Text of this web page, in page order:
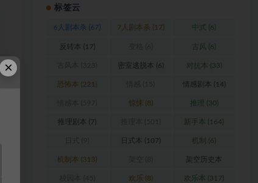
标签云
6人剧本杀 (67) 7人剧本杀 (17) 中式 (6)
反转本 (17) 古风 (6)
密室逃脱本 (6) 对抗本 (33)
恐怖本 (221) 情感剧本 (14)
惊悚 (8) 推理 (30)
推理剧本 (7) 新手本 (164)
日式本 (107) 机制 (6)
机制本 (313) 架空历史本
(102)
欢乐 (8) 欢乐本 (317)
×